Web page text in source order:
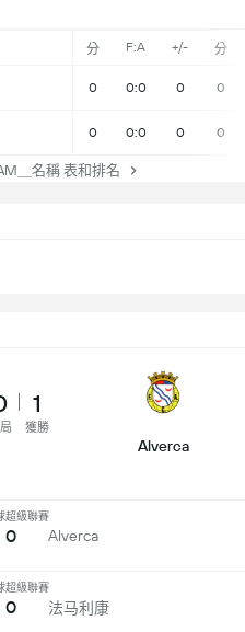
分 F:A +/- 分
0 0:0 0 0
0 0:0 0 0
＿名稱 表和排名
1
獲勝
Alverca
超級聯賽
0 Alverca
超級聯賽
0 法马利康